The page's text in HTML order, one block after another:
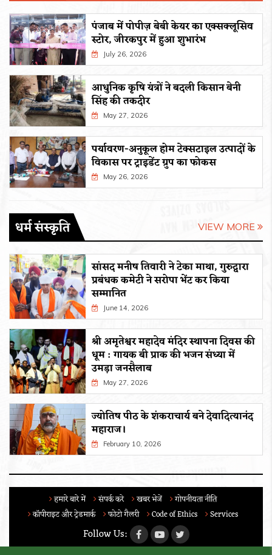
पंजाब में पोपीज़ बेबी केयर का एक्सक्लूसिव
स्टोर, जीरकपुर में हुआ शुभारंभ
July 26, 2026
आधुनिक कृषि यंत्रों ने बदली किसान बेनी
सिंह की तकदीर
May 27, 2026
पर्यावरण-अनुकूल होम टेक्सटाइल उत्पादों के
विकास पर ट्राइडेंट ग्रुप का फोकस
May 26, 2026
धर्म संस्कृति VIEW MORE
सांसद मनीष तिवारी ने टेका माथा, गुरुद्वारा
प्रबंधक कमेटी ने सरोपा भेंट कर किया
सम्मानित
June 14, 2026
श्री अमृतेश्वर महादेव मंदिर स्थापना दिवस की
धूम : गायक बी प्राक की भजन संध्या में
उमड़ा जनसैलाब
May 27, 2026
ज्योतिष पीठ के शंकराचार्य बने देवादित्यानंद
महाराज।
February 10, 2026
हमारे बारे में संपर्क करे खबर भेजें
गोपनीयता नीति
कॉपीराइट और ट्रेडमार्क
फोटो गैलरी Code of Ethics Services
Follow Us: